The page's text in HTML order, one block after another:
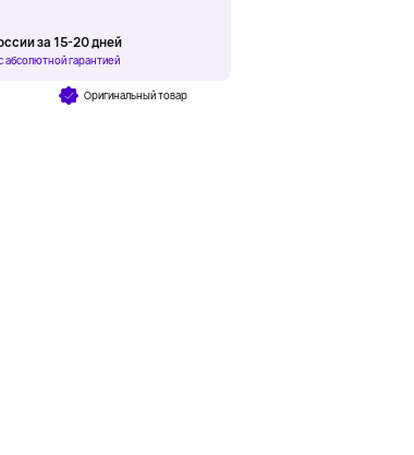
за 15-20 дней
абсолютной гарантией
Оригинальный товар